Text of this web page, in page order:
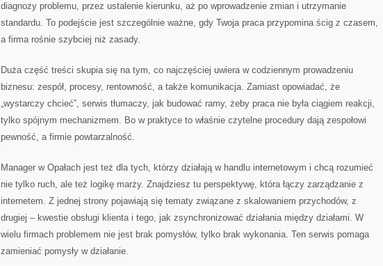
diagnozy problemu, przez ustalenie kierunku, aż po wprowadzenie zmian i utrzymanie
standardu. To podejście jest szczególnie ważne, gdy Twoja praca przypomina ścig z czasem,
a firma rośnie szybciej niż zasady.
Duża część treści skupia się na tym, co najczęściej uwiera w codziennym prowadzeniu
biznesu: zespół, procesy, rentowność, a także komunikacja. Zamiast opowiadać, że
„wystarczy chcieć”, serwis tłumaczy, jak budować ramy, żeby praca nie była ciągiem reakcji,
tylko spójnym mechanizmem. Bo w praktyce to właśnie czytelne procedury dają zespołowi
pewność, a firmie powtarzalność.
Manager w Opałach jest też dla tych, którzy działają w handlu internetowym i chcą rozumieć
nie tylko ruch, ale też logikę marży. Znajdziesz tu perspektywę, która łączy zarządzanie z
internetem. Z jednej strony pojawiają się tematy związane z skalowaniem przychodów, z
drugiej – kwestie obsługi klienta i tego, jak zsynchronizować działania między działami. W
wielu firmach problemem nie jest brak pomysłów, tylko brak wykonania. Ten serwis pomaga
zamieniać pomysły w działanie.